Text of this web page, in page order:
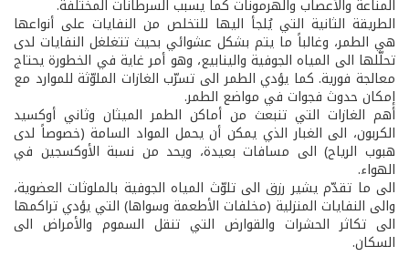
المناعة والأعصاب والهرمونات كما يسبب السرطانات المختلفة.
الطريقة الثانية التي يُلجأ اليها للتخلص من النفايات على أنواعها
هي الطمر، وغالباً ما يتم بشكل عشوائي بحيث تتغلغل النفايات لدى
تحلّلها الى المياه الجوفية والينابيع، وهو أمر غاية في الخطورة يحتاج
معالجة فورية. كما يؤدي الطمر الى تسرّب الغازات الملوّثة للموارد مع
إمكان حدوث فجوات في مواضع الطمر.
أهم الغازات التي تنبعث من أماكن الطمر الميثان وثاني أوكسيد
الكربون، الى الغبار الذي يمكن أن يحمل المواد السامة (خصوصاً لدى
هبوب الرياح) الى مسافات بعيدة، ويحد من نسبة الأوكسجين في
الهواء.
الى ما تقدّم يشير رزق الى تلوّث المياه الجوفية بالملوثات العضوية،
والى النفايات المنزلية (مخلفات الأطعمة وسواها) التي يؤدي تراكمها
الى تكاثر الحشرات والقوارض التي تنقل السموم والأمراض الى
السكان.